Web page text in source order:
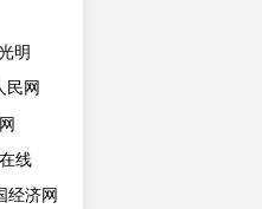
明
民网
线
经济网